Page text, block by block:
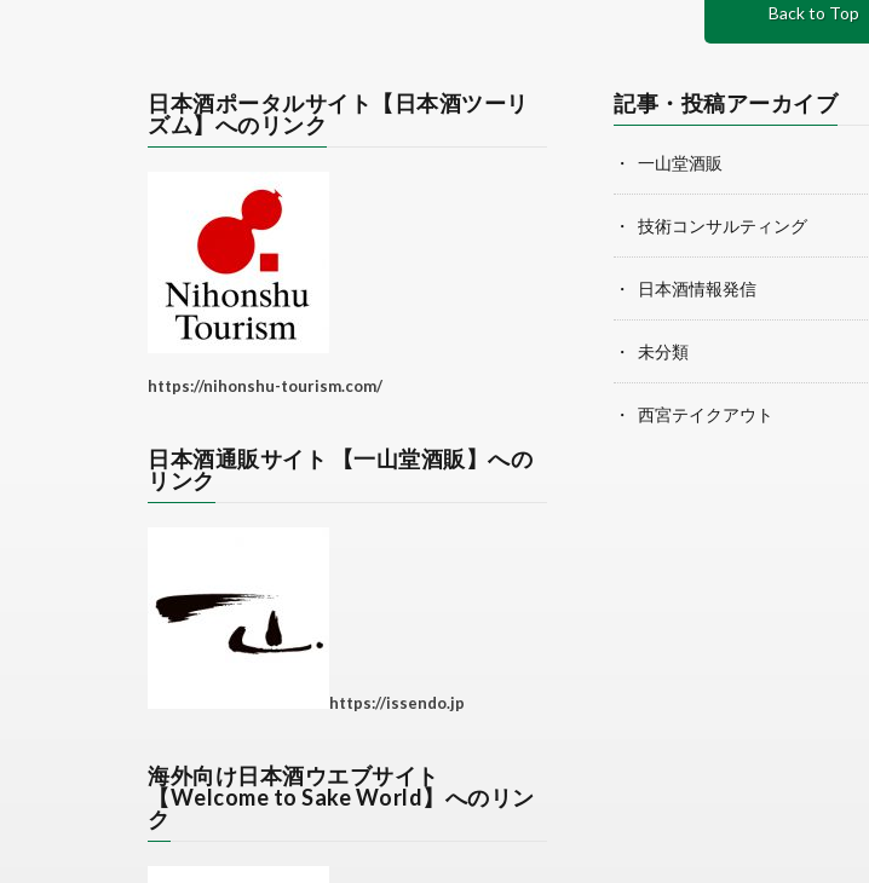
Back to Top
日本酒ポータルサイト【日本酒ツーリ
ズム】へのリンク
https://nihonshu-tourism.com/
日本酒通販サイト 【一山堂酒販】への
リンク
https://issendo.jp
海外向け日本酒ウエブサイト
【Welcome to Sake World】へのリン
ク
記事・投稿アーカイブ
一山堂酒販
技術コンサルティング
日本酒情報発信
未分類
西宮テイクアウト